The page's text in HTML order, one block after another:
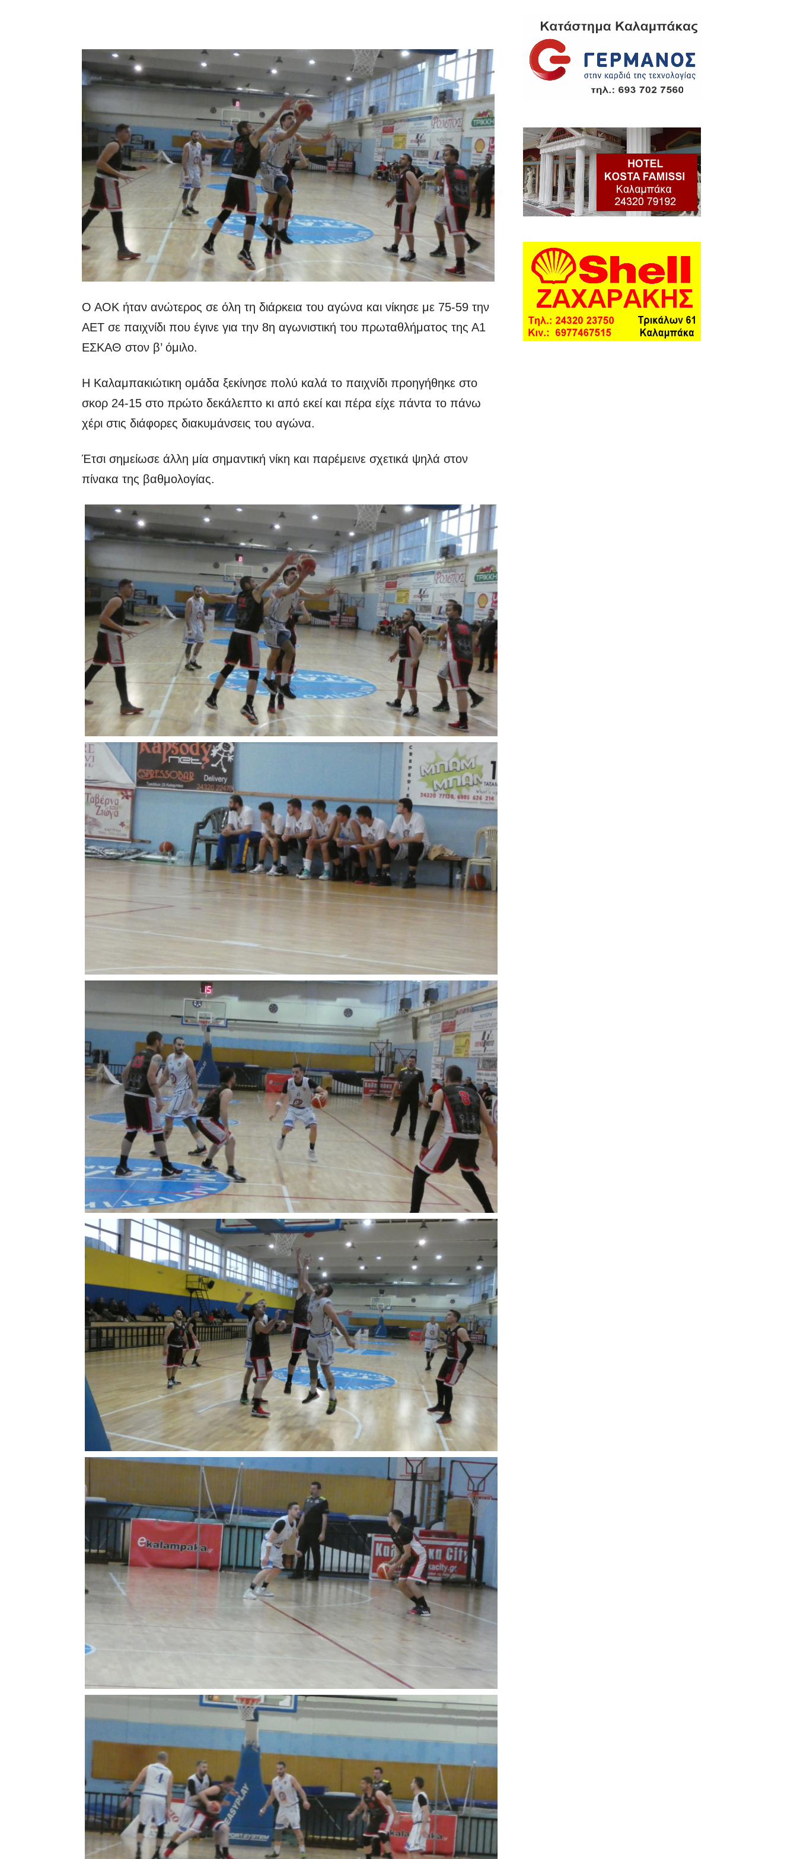
Ο ΑΟΚ ήταν ανώτερος σε όλη τη διάρκεια του αγώνα και νίκησε με 75-59 την
ΑΕΤ σε παιχνίδι που έγινε για την 8η αγωνιστική του πρωταθλήματος της Α1
ΕΣΚΑΘ στον β’ όμιλο.
Η Καλαμπακιώτικη ομάδα ξεκίνησε πολύ καλά το παιχνίδι προηγήθηκε στο
σκορ 24-15 στο πρώτο δεκάλεπτο κι από εκεί και πέρα είχε πάντα το πάνω
χέρι στις διάφορες διακυμάνσεις του αγώνα.
Έτσι σημείωσε άλλη μία σημαντική νίκη και παρέμεινε σχετικά ψηλά στον
πίνακα της βαθμολογίας.